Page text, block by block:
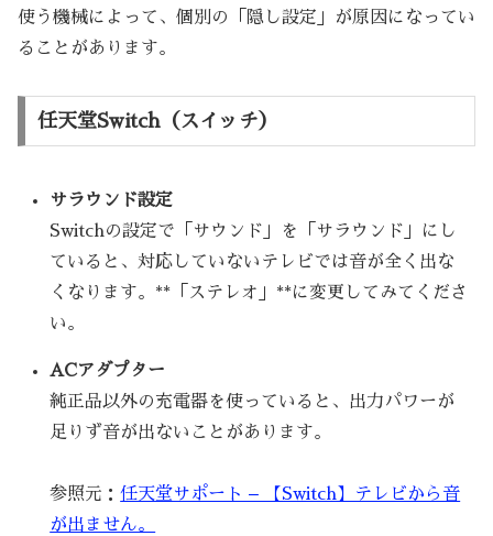
使う機械によって、個別の「隠し設定」が原因になってい
ることがあります。
任天堂Switch（スイッチ）
サラウンド設定
Switchの設定で「サウンド」を「サラウンド」にし
ていると、対応していないテレビでは音が全く出な
くなります。**「ステレオ」**に変更してみてくださ
い。
ACアダプター
純正品以外の充電器を使っていると、出力パワーが
足りず音が出ないことがあります。
参照元：任天堂サポート – 【Switch】テレビから音
が出ません。